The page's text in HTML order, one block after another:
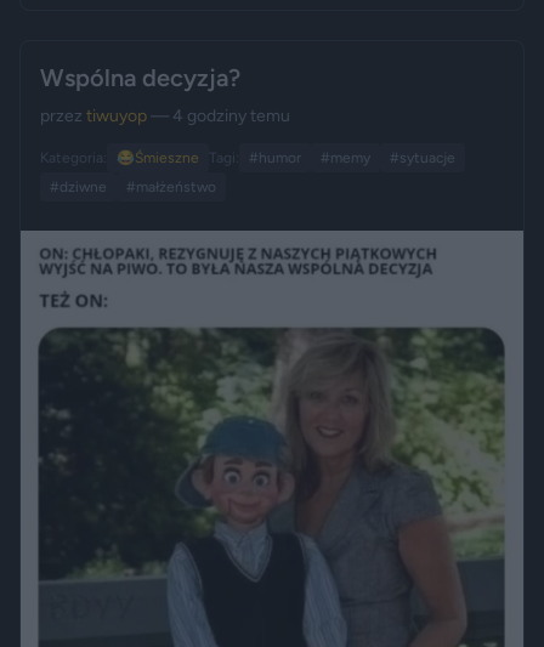
Wspólna decyzja?
przez tiwuyop— 4 godziny temu
Kategoria: 😂Śmieszne Tagi: #humor #memy
#sytuacje
#dziwne
#małżeństwo